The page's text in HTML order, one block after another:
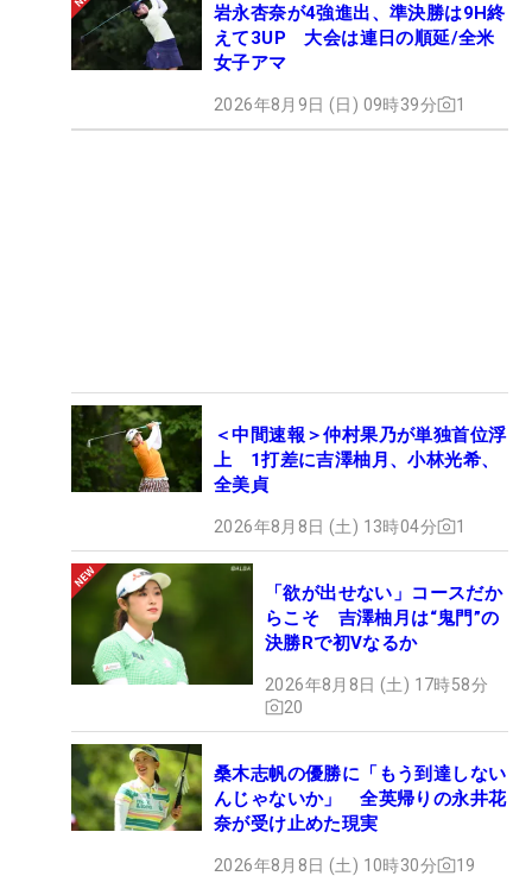
岩永杏奈が4強進出、準決勝は9H終
えて3UP 大会は連日の順延/全米
女子アマ
2026年8月9日 (日) 09時39分 1
＜中間速報＞仲村果乃が単独首位浮
上 1打差に吉澤柚月、小林光希、
全美貞
2026年8月8日 (土) 13時04分 1
「欲が出せない」コースだか
らこそ 吉澤柚月は“鬼門”の
決勝Rで初Vなるか
2026年8月8日 (土) 17時58分
20
桑木志帆の優勝に「もう到達しない
んじゃないか」 全英帰りの永井花
奈が受け止めた現実
2026年8月8日 (土) 10時30分 19